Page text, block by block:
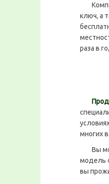
ключ, а
раза в
многих
Вы
модель
вы